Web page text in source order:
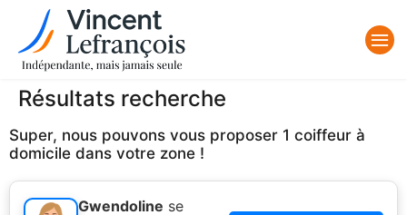
Résultats recherche
Super, nous pouvons vous proposer 1 coiffeur à
domicile dans votre zone !
Gwendoline se